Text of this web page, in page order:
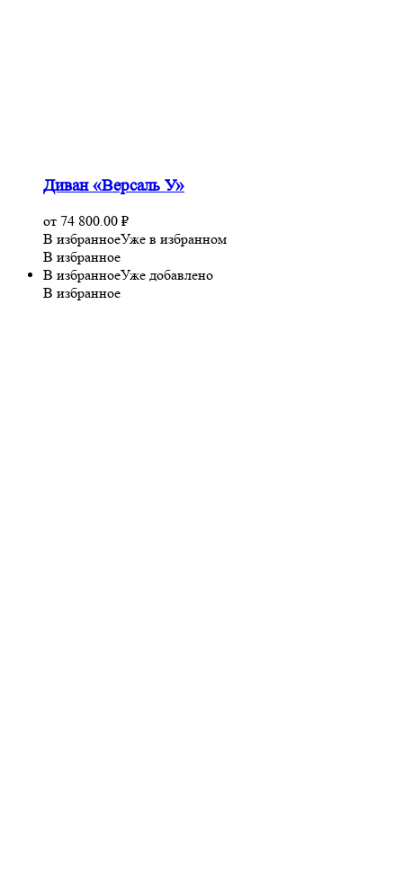
Диван «Версаль У»
от 74 800.00 ₽
В избранноеУже в избранном
В избранное
В избранноеУже добавлено
В избранное